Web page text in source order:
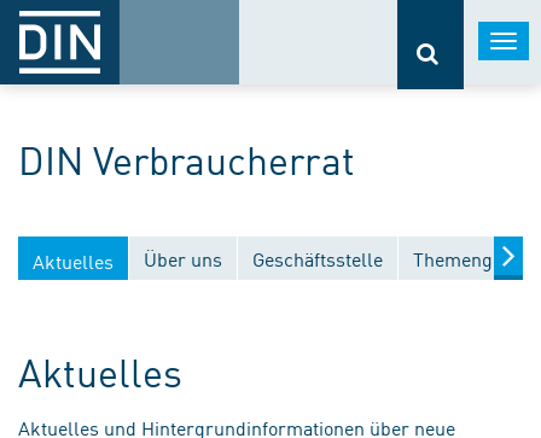
DIN Verbraucherrat
Aktuelles Über uns Geschäftsstelle
Aktuelles
Aktuelles und Hintergrundinformationen über neue